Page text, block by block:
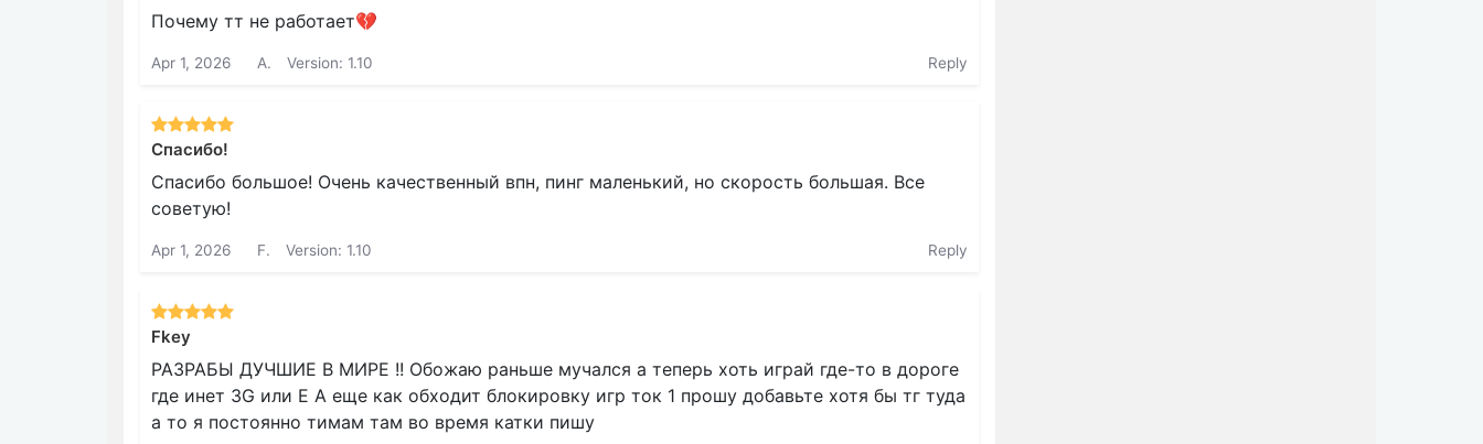
Почему тт не работает💔
Apr 1, 2026 A. Version: 1.10 Reply
Спасибо!
Спасибо большое! Очень качественный впн, пинг маленький, но скорость большая. Все
советую!
Apr 1, 2026 F. Version: 1.10 Reply
Fkey
РАЗРАБЫ ДУЧШИЕ В МИРЕ !! Обожаю раньше мучался а теперь хоть играй где-то в дороге
где инет 3G или E А еще как обходит блокировку игр ток 1 прошу добавьте хотя бы тг туда
а то я постоянно тимам там во время катки пишу